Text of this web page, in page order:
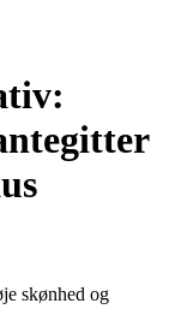
skønhed og